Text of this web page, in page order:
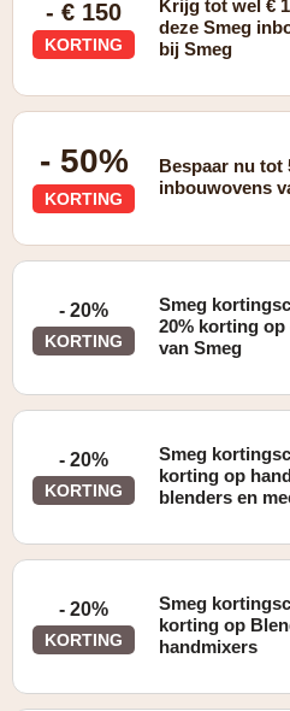
- € 150
KORTING
Krijg tot wel €
deze Smeg
bij Smeg
- 50%
KORTING
Bespaar nu tot
inbouwovens
- 20%
KORTING
Smeg
20% korting
van Smeg
- 20%
KORTING
Smeg
korting op
blenders en
- 20%
KORTING
Smeg
korting op
handmixers